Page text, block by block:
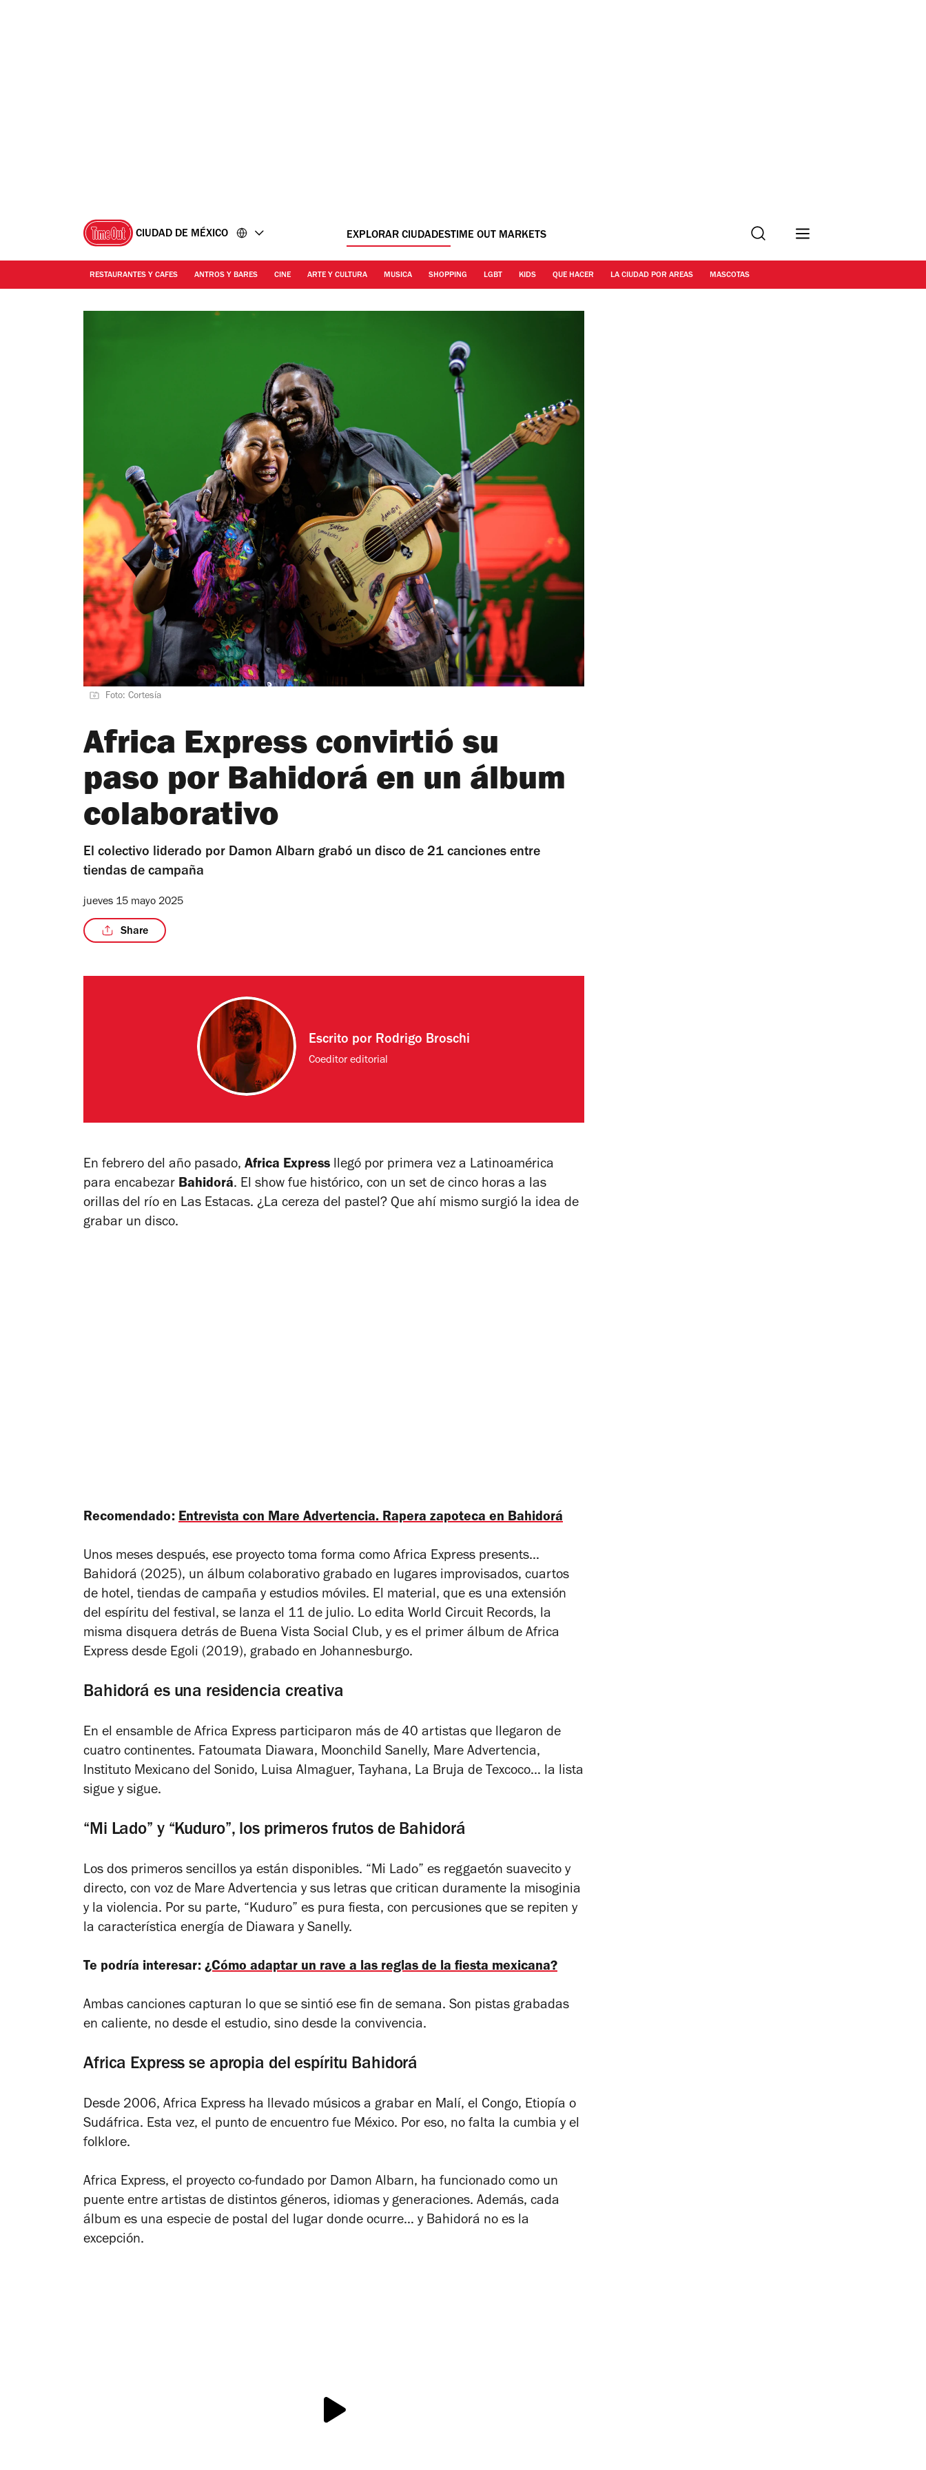
CIUDAD DE MÉXICO EXPLORAR CIUDADESTIME OUT MARKETS Buscar
RESTAURANTES Y CAFES ANTROS Y BARES CINE ARTE Y CULTURA MUSICA SHOPPING LGBT KIDS QUE HACER LA CIUDAD POR AREAS MASCOTAS
Foto: Cortesía
Africa Express convirtió su
paso por Bahidorá en un álbum
colaborativo
El colectivo liderado por Damon Albarn grabó un disco de 21 canciones entre
tiendas de campaña
jueves 15 mayo 2025
Share
Escrito por Rodrigo Broschi
Coeditor editorial
En febrero del año pasado, Africa Express llegó por primera vez a Latinoamérica
para encabezar Bahidorá. El show fue histórico, con un set de cinco horas a las
orillas del río en Las Estacas. ¿La cereza del pastel? Que ahí mismo surgió la idea de
grabar un disco.
Recomendado: Entrevista con Mare Advertencia. Rapera zapoteca en Bahidorá
Unos meses después, ese proyecto toma forma como Africa Express presents…
Bahidorá (2025), un álbum colaborativo grabado en lugares improvisados, cuartos
de hotel, tiendas de campaña y estudios móviles. El material, que es una extensión
del espíritu del festival, se lanza el 11 de julio. Lo edita World Circuit Records, la
misma disquera detrás de Buena Vista Social Club, y es el primer álbum de Africa
Express desde Egoli (2019), grabado en Johannesburgo.
Bahidorá es una residencia creativa
En el ensamble de Africa Express participaron más de 40 artistas que llegaron de
cuatro continentes. Fatoumata Diawara, Moonchild Sanelly, Mare Advertencia,
Instituto Mexicano del Sonido, Luisa Almaguer, Tayhana, La Bruja de Texcoco… la lista
sigue y sigue.
“Mi Lado” y “Kuduro”, los primeros frutos de Bahidorá
Los dos primeros sencillos ya están disponibles. “Mi Lado” es reggaetón suavecito y
directo, con voz de Mare Advertencia y sus letras que critican duramente la misoginia
y la violencia. Por su parte, “Kuduro” es pura fiesta, con percusiones que se repiten y
la característica energía de Diawara y Sanelly.
Te podría interesar: ¿Cómo adaptar un rave a las reglas de la fiesta mexicana?
Ambas canciones capturan lo que se sintió ese fin de semana. Son pistas grabadas
en caliente, no desde el estudio, sino desde la convivencia.
Africa Express se apropia del espíritu Bahidorá
Desde 2006, Africa Express ha llevado músicos a grabar en Malí, el Congo, Etiopía o
Sudáfrica. Esta vez, el punto de encuentro fue México. Por eso, no falta la cumbia y el
folklore.
Africa Express, el proyecto co-fundado por Damon Albarn, ha funcionado como un
puente entre artistas de distintos géneros, idiomas y generaciones. Además, cada
álbum es una especie de postal del lugar donde ocurre… y Bahidorá no es la
excepción.